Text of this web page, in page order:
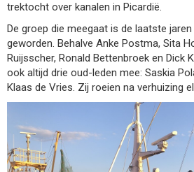
trektocht over kanalen in Picardië.
De groep die meegaat is de laatste
geworden. Behalve Anke Postma, Sita
Ruijsscher, Ronald Bettenbroek en Dick
ook altijd drie oud-leden mee: Saskia
Klaas de Vries. Zij roeien na verhuizing